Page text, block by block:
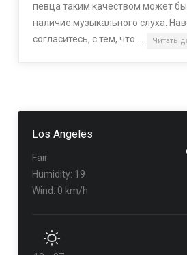
певца таким качеством может
наличие музыкального слуха.
согласитесь, с тем, что …
Читать
Los Angeles
Fair
Humidity: 19
Wind: 0 km/h